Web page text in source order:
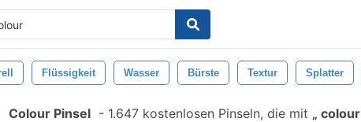
Flüssigkeit Wasser Bürste Textur Splatter
Colour Pinsel - 1.647 kostenlosen Pinseln, die mit colour